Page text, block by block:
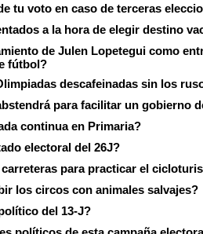
tu voto en caso de terceras
a la hora de elegir destino
de Julen Lopetegui como
fútbol?
descafeinadas sin los
para facilitar un gobierno
continua en Primaria?
electoral del 26J?
para practicar el
los circos con animales salvajes?
del 13-J?